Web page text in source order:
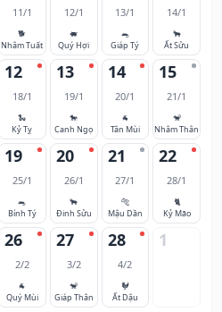
11/1
🐕
Nhâm Tuất
12/1
🐖
Quý Hợi
13/1
🐀
Giáp Tý
14/1
🐂
Ất Sửu
12
18/1
🐍
Kỷ Tỵ
13
19/1
🐎
Canh Ngọ
14
20/1
🐐
Tân Mùi
15
21/1
🐒
Nhâm Thân
19
25/1
🐀
Bính Tý
20
26/1
🐂
Đinh Sửu
21
27/1
🐅
Mậu Dần
22
28/1
🐈
Kỷ Mão
26
2/2
🐐
Quý Mùi
27
3/2
🐒
Giáp Thân
28
4/2
🐓
Ất Dậu
1